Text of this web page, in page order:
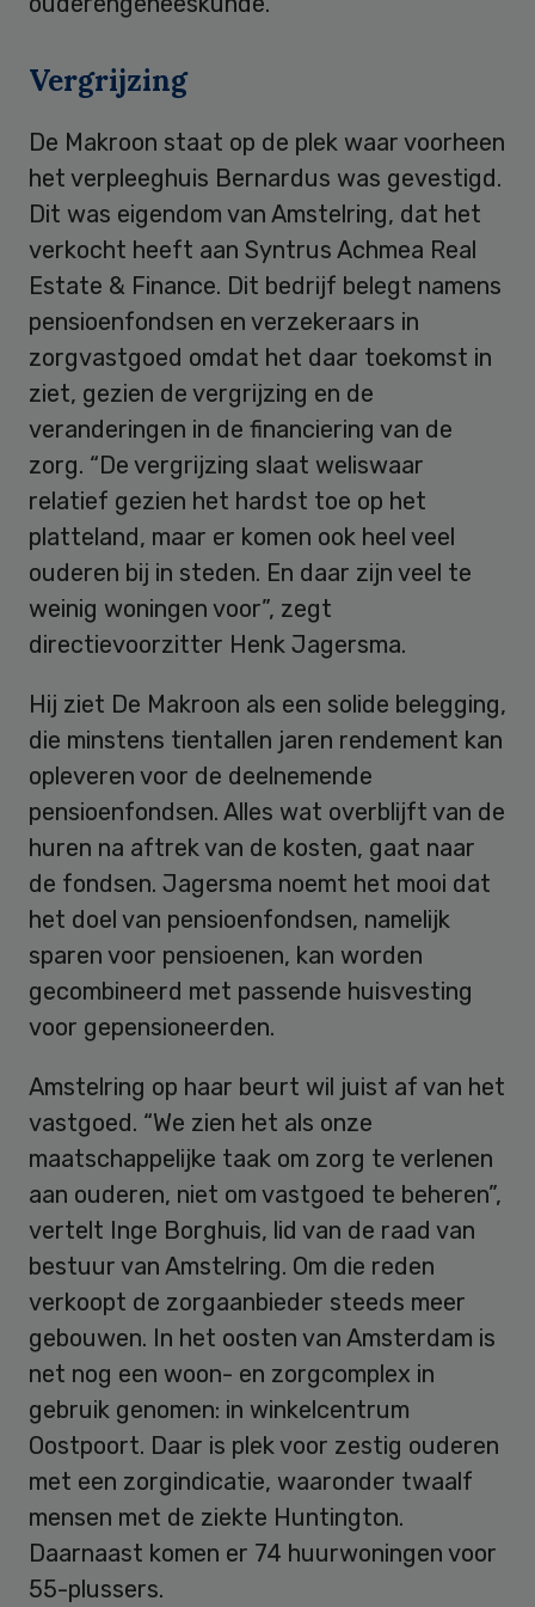
Vergrijzing
De Makroon staat op de plek waar voorheen
het verpleeghuis Bernardus was gevestigd.
Dit was eigendom van Amstelring, dat het
verkocht heeft aan Syntrus Achmea Real
Estate & Finance. Dit bedrijf belegt namens
pensioenfondsen en verzekeraars in
zorgvastgoed omdat het daar toekomst in
ziet, gezien de vergrijzing en de
veranderingen in de financiering van de
zorg. “De vergrijzing slaat weliswaar
relatief gezien het hardst toe op het
platteland, maar er komen ook heel veel
ouderen bij in steden. En daar zijn veel te
weinig woningen voor”, zegt
directievoorzitter Henk Jagersma.
Hij ziet De Makroon als een solide belegging,
die minstens tientallen jaren rendement kan
opleveren voor de deelnemende
pensioenfondsen. Alles wat overblijft van de
huren na aftrek van de kosten, gaat naar
de fondsen. Jagersma noemt het mooi dat
het doel van pensioenfondsen, namelijk
sparen voor pensioenen, kan worden
gecombineerd met passende huisvesting
voor gepensioneerden.
Amstelring op haar beurt wil juist af van het
vastgoed. “We zien het als onze
maatschappelijke taak om zorg te verlenen
aan ouderen, niet om vastgoed te beheren”,
vertelt Inge Borghuis, lid van de raad van
bestuur van Amstelring. Om die reden
verkoopt de zorgaanbieder steeds meer
gebouwen. In het oosten van Amsterdam is
net nog een woon- en zorgcomplex in
gebruik genomen: in winkelcentrum
Oostpoort. Daar is plek voor zestig ouderen
met een zorgindicatie, waaronder twaalf
mensen met de ziekte Huntington.
Daarnaast komen er 74 huurwoningen voor
55-plussers.